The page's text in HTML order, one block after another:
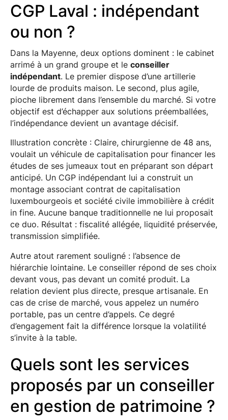
CGP Laval : indépendant
ou non ?
Dans la Mayenne, deux options dominent : le cabinet
arrimé à un grand groupe et le conseiller
indépendant. Le premier dispose d’une artillerie
lourde de produits maison. Le second, plus agile,
pioche librement dans l’ensemble du marché. Si votre
objectif est d’échapper aux solutions préemballées,
l’indépendance devient un avantage décisif.
Illustration concrète : Claire, chirurgienne de 48 ans,
voulait un véhicule de capitalisation pour financer les
études de ses jumeaux tout en préparant son départ
anticipé. Un CGP indépendant lui a construit un
montage associant contrat de capitalisation
luxembourgeois et société civile immobilière à crédit
in fine. Aucune banque traditionnelle ne lui proposait
ce duo. Résultat : fiscalité allégée, liquidité préservée,
transmission simplifiée.
Autre atout rarement souligné : l’absence de
hiérarchie lointaine. Le conseiller répond de ses choix
devant vous, pas devant un comité produit. La
relation devient plus directe, presque artisanale. En
cas de crise de marché, vous appelez un numéro
portable, pas un centre d’appels. Ce degré
d’engagement fait la différence lorsque la volatilité
s’invite à la table.
Quels sont les services
proposés par un conseiller
en gestion de patrimoine ?